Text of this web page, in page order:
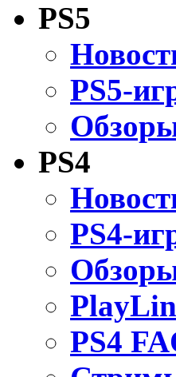
PS5
PS5-
PS4
PS4-
PS4